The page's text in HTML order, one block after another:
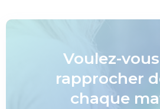
Voulez-
rapprocher
chaque